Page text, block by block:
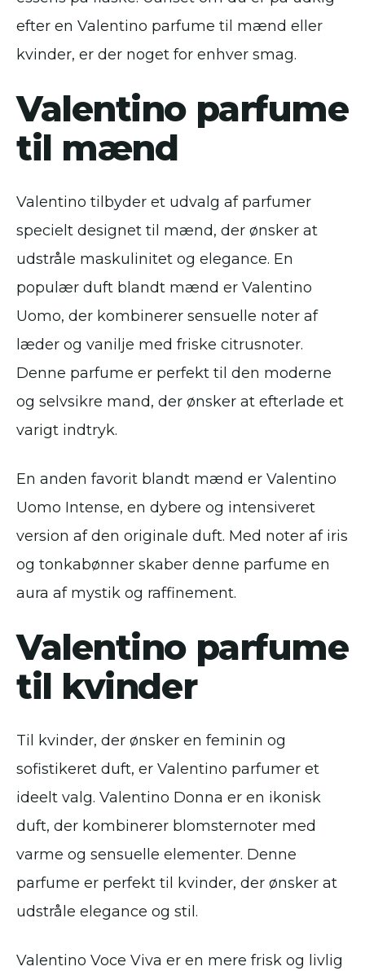
efter en Valentino parfume til mænd eller
kvinder, er der noget for enhver smag.
Valentino parfume
til mænd
Valentino tilbyder et udvalg af parfumer
specielt designet til mænd, der ønsker at
udstråle maskulinitet og elegance. En
populær duft blandt mænd er Valentino
Uomo, der kombinerer sensuelle noter af
læder og vanilje med friske citrusnoter.
Denne parfume er perfekt til den moderne
og selvsikre mand, der ønsker at efterlade et
varigt indtryk.
En anden favorit blandt mænd er Valentino
Uomo Intense, en dybere og intensiveret
version af den originale duft. Med noter af iris
og tonkabønner skaber denne parfume en
aura af mystik og raffinement.
Valentino parfume
til kvinder
Til kvinder, der ønsker en feminin og
sofistikeret duft, er Valentino parfumer et
ideelt valg. Valentino Donna er en ikonisk
duft, der kombinerer blomsternoter med
varme og sensuelle elementer. Denne
parfume er perfekt til kvinder, der ønsker at
udstråle elegance og stil.
Valentino Voce Viva er en mere frisk og livlig